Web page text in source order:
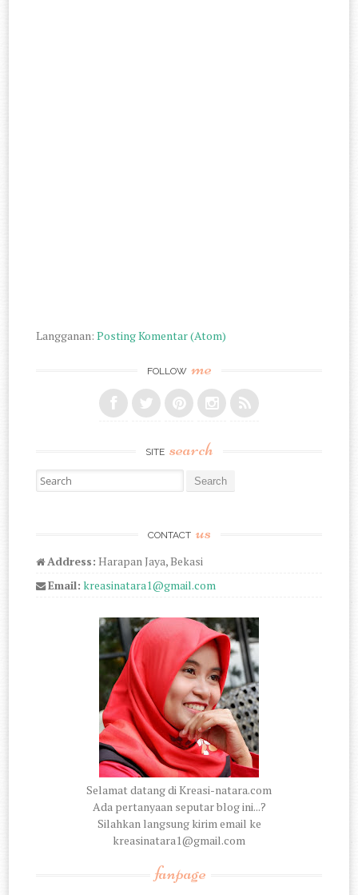
Langganan:Posting Komentar (Atom)
FOLLOW me
SITE search
Search for:
CONTACT us
Address: Harapan Jaya, Bekasi
Email: kreasinatara1@gmail.com
Selamat datang di Kreasi-natara.com
Ada pertanyaan seputar blog ini...?
Silahkan langsung kirim email ke
kreasinatara1@gmail.com
fanpage